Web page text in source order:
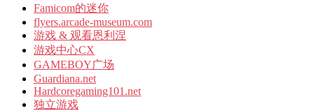
Famicom的迷你
flyers.arcade-museum.com
游戏 & 观看恩利涅
游戏中心CX
GAMEBOY广场
Guardiana.net
Hardcoregaming101.net
独立游戏